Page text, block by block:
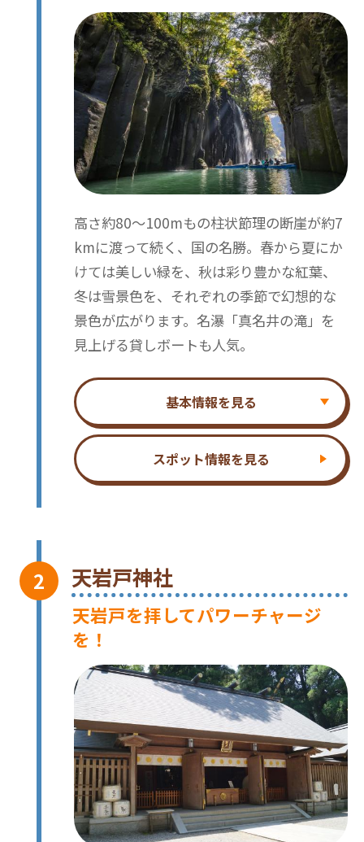
高さ約80～100mもの柱状節理の断崖が約7
kmに渡って続く、国の名勝。春から夏にか
けては美しい緑を、秋は彩り豊かな紅葉、
冬は雪景色を、それぞれの季節で幻想的な
景色が広がります。名瀑「真名井の滝」を
見上げる貸しボートも人気。
基本情報を見る
スポット情報を見る
天岩戸神社
天岩戸を拝してパワーチャージ
を！